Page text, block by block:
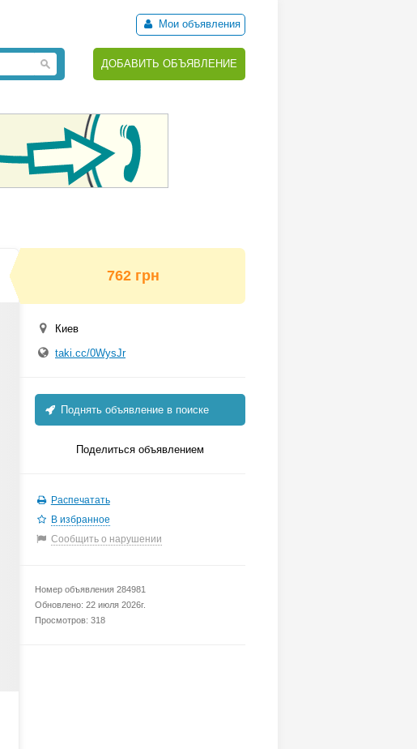
Мои объявления
ДОБАВИТЬ ОБЪЯВЛЕНИЕ
762 грн
Киев
taki.cc/0WysJr
Поднять объявление в поиске
Поделиться объявлением
Распечатать
В избранное
Сообщить о нарушении
Номер объявления 284981
Обновлено: 22 июля 2026г.
Просмотров: 318